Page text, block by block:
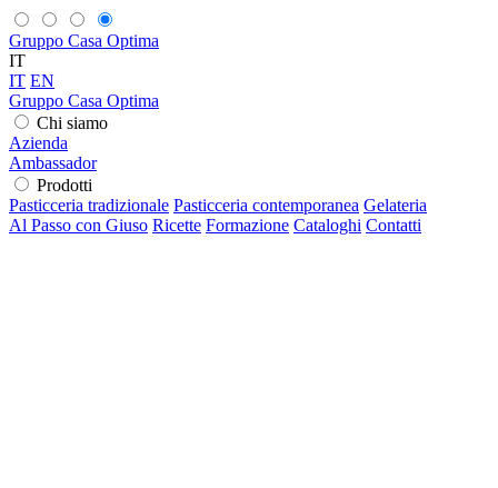
Gruppo Casa Optima
IT
IT EN
Gruppo Casa Optima
Chi siamo
Azienda
Ambassador
Prodotti
Pasticceria tradizionale Pasticceria contemporanea Gelateria
Al Passo con Giuso Ricette Formazione Cataloghi Contatti